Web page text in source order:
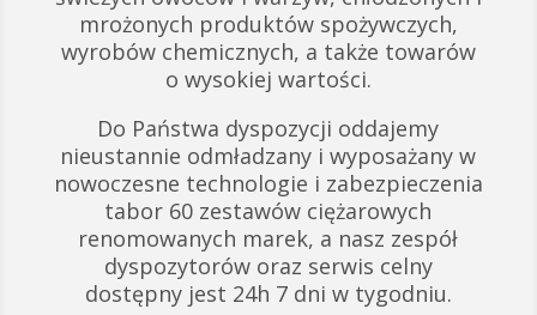
mrożonych produktów spożywczych,
wyrobów chemicznych, a także towarów
o wysokiej wartości.
Do Państwa dyspozycji oddajemy
nieustannie odmładzany i wyposażany w
nowoczesne technologie i zabezpieczenia
tabor 60 zestawów ciężarowych
renomowanych marek, a nasz zespół
dyspozytorów oraz serwis celny
dostępny jest 24h 7 dni w tygodniu.